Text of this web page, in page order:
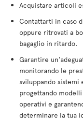
Acquistare articoli
Contattarti in caso
oppure ritrovati a
bagaglio in ritardo.
Garantire
monitorando le
sviluppando
progettando
operativi e
determinare la tua